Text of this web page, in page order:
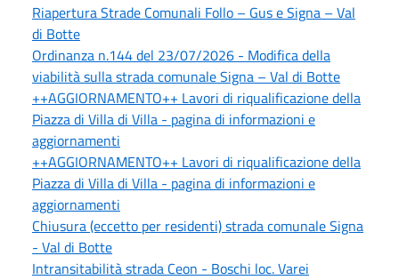
Riapertura Strade Comunali Follo – Gus e Signa – Val
di Botte
Ordinanza n.144 del 23/07/2026 - Modifica della
viabilità sulla strada comunale Signa – Val di Botte
++AGGIORNAMENTO++ Lavori di riqualificazione della
Piazza di Villa di Villa - pagina di informazioni e
aggiornamenti
++AGGIORNAMENTO++ Lavori di riqualificazione della
Piazza di Villa di Villa - pagina di informazioni e
aggiornamenti
Chiusura (eccetto per residenti) strada comunale Signa
- Val di Botte
Intransitabilità strada Ceon - Boschi loc. Varei